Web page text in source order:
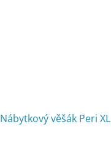
Nábytkový věšák Peri XL